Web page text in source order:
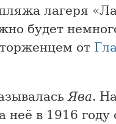
лагеря
будет
от
Ява.
в 1916 году